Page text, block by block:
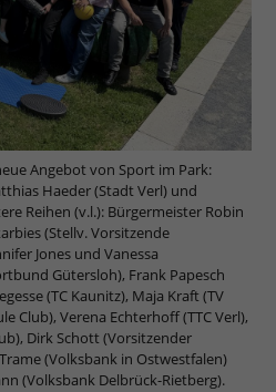
Angebot von Sport im Park:
Haeder (Stadt Verl) und
Reihen (v.l.): Bürgermeister Robin
(Stellv. Vorsitzende
Jones und Vanessa
Gütersloh), Frank Papesch
(TC Kaunitz), Maja Kraft (TV
Club), Verena Echterhoff (TTC Verl),
Dirk Schott (Vorsitzender
(Volksbank in Ostwestfalen)
(Volksbank Delbrück-Rietberg).
ist ein Standard-Session-
TYPO3. Es speichert im Falle
Logins die Session-ID.
eingeloggte Benutzer
werden und es wird ihm
geschützten Bereichen
zu berechnen und
der Website für den
der Website zu
Die Cookies speichern
anonym und weisen eine
Nummer zu, um
Besucher zu identifizieren.
wird von Google Analytics
enthält eine eindeutige
Google Ihre bevorzugten
und andere
speichert, insbesondere
Sprache (z. B. Deutsch),
pro Seite
werden sollen (z. B. 10 oder
der Google SafeSearch-Filter
soll.
Website externe Inhalte, um
anzubieten.